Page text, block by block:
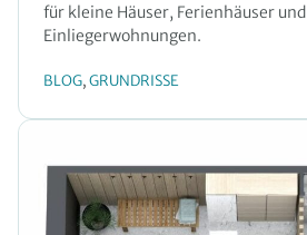
für kleine Häuser, Ferienhäuser und
Einliegerwohnungen.
BLOG, GRUNDRISSE